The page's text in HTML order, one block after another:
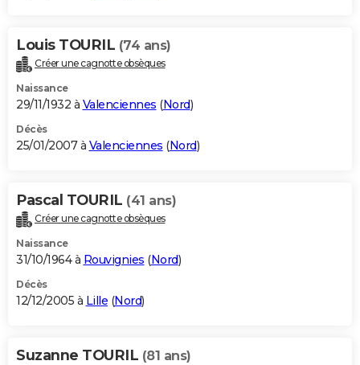
Louis TOURIL (74 ans)
Créer une cagnotte obsèques
Naissance
29/11/1932 à Valenciennes (Nord)
Décès
25/01/2007 à Valenciennes (Nord)
Pascal TOURIL (41 ans)
Créer une cagnotte obsèques
Naissance
31/10/1964 à Rouvignies (Nord)
Décès
12/12/2005 à Lille (Nord)
Suzanne TOURIL (81 ans)